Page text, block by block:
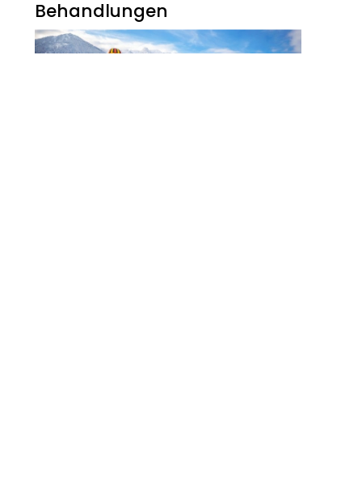
Noch Erfolg? 5
Strategien Für
Kosmetikerinnen Im
Behandlungen